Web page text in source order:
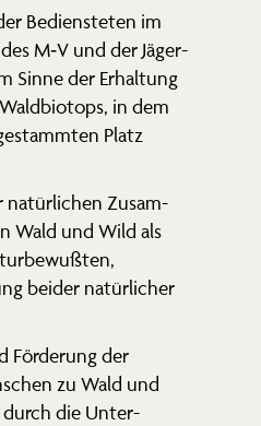
Bediens­teten im
M‑V und der Jäger­
Sinne der Erhaltung
in dem
Platz
natür­lichen Zusam­
Wald und Wild als
beider natür­licher
Förderung der
zu Wald und
durch die Unter­